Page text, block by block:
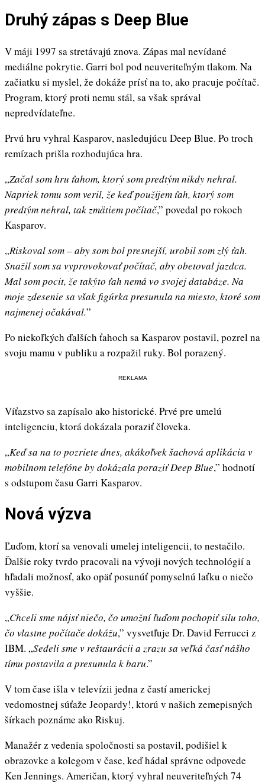
Druhý zápas s Deep Blue
V máji 1997 sa stretávajú znova. Zápas mal nevídané
mediálne pokrytie. Garri bol pod neuveriteľným tlakom. Na
začiatku si myslel, že dokáže prísť na to, ako pracuje počítač.
Program, ktorý proti nemu stál, sa však správal
nepredvídateľne.
Prvú hru vyhral Kasparov, nasledujúcu Deep Blue. Po troch
remízach prišla rozhodujúca hra.
„Začal som hru ťahom, ktorý som predtým nikdy nehral.
Napriek tomu som veril, že keď použijem ťah, ktorý som
predtým nehral, tak zmätiem počítač,” povedal po rokoch
Kasparov.
„Riskoval som – aby som bol presnejší, urobil som zlý ťah.
Snažil som sa vyprovokovať počítač, aby obetoval jazdca.
Mal som pocit, že takýto ťah nemá vo svojej databáze. Na
moje zdesenie sa však figúrka presunula na miesto, ktoré som
najmenej očakával.”
Po niekoľkých ďalších ťahoch sa Kasparov postavil, pozrel na
svoju mamu v publiku a rozpažil ruky. Bol porazený.
REKLAMA
Víťazstvo sa zapísalo ako historické. Prvé pre umelú
inteligenciu, ktorá dokázala poraziť človeka.
„Keď sa na to pozriete dnes, akákoľvek šachová aplikácia v
mobilnom telefóne by dokázala poraziť Deep Blue,” hodnotí
s odstupom času Garri Kasparov.
Nová výzva
Ľuďom, ktorí sa venovali umelej inteligencii, to nestačilo.
Ďalšie roky tvrdo pracovali na vývoji nových technológií a
hľadali možnosť, ako opäť posunúť pomyselnú laťku o niečo
vyššie.
„Chceli sme nájsť niečo, čo umožní ľuďom pochopiť silu toho,
čo vlastne počítače dokážu,” vysvetľuje Dr. David Ferrucci z
IBM. „Sedeli sme v reštaurácii a zrazu sa veľká časť nášho
tímu postavila a presunula k baru.”
V tom čase išla v televízii jedna z častí americkej
vedomostnej súťaže Jeopardy!, ktorú v našich zemepisných
šírkach poznáme ako Riskuj.
Manažér z vedenia spoločnosti sa postavil, podišiel k
obrazovke a kolegom v čase, keď hádal správne odpovede
Ken Jennings. Američan, ktorý vyhral neuveriteľných 74